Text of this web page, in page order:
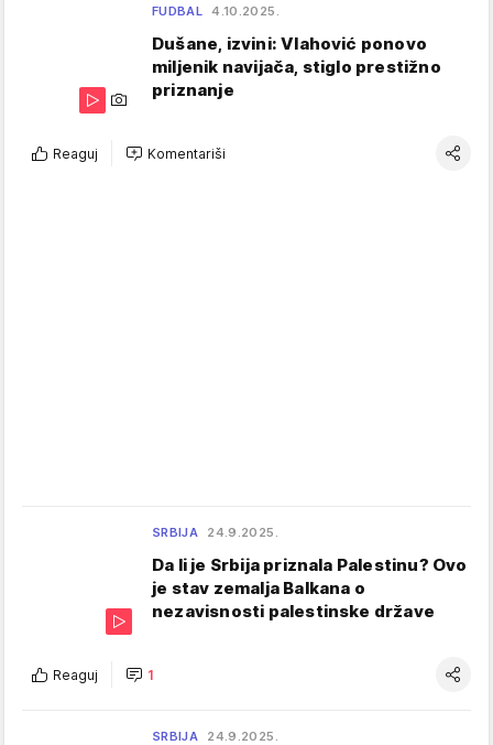
FUDBAL 4.10.2025.
Dušane, izvini: Vlahović ponovo
miljenik navijača, stiglo prestižno
priznanje
Reaguj Komentariši
SRBIJA 24.9.2025.
Da li je Srbija priznala Palestinu? Ovo
je stav zemalja Balkana o
nezavisnosti palestinske države
Reaguj 1
SRBIJA 24.9.2025.